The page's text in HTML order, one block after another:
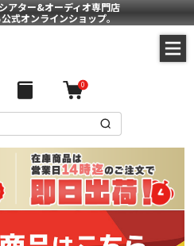
アター&オーディオ専門店
式オンラインショップ。
0